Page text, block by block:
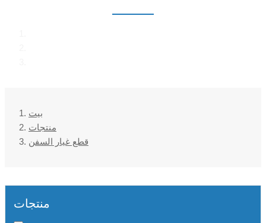
بيت
منتجات
قطع غيار السفن
منتجات